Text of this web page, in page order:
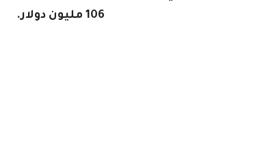
106 مليون دولار.